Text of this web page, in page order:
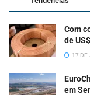
Com
de
17 DE
em